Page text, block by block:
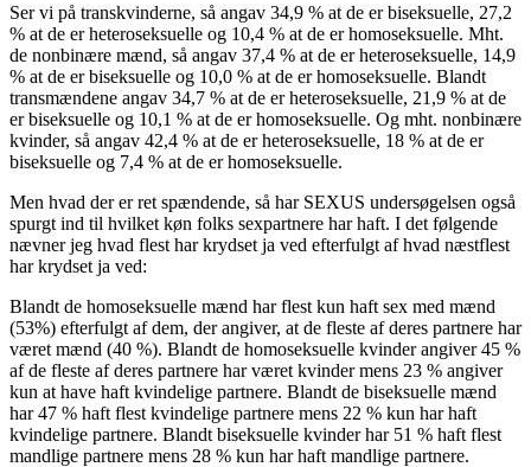
Ser vi på transkvinderne, så angav 34,9 % at de er biseksuelle, 27,2
% at de er heteroseksuelle og 10,4 % at de er homoseksuelle. Mht.
de nonbinære mænd, så angav 37,4 % at de er heteroseksuelle, 14,9
% at de er biseksuelle og 10,0 % at de er homoseksuelle. Blandt
transmændene angav 34,7 % at de er heteroseksuelle, 21,9 % at de
er biseksuelle og 10,1 % at de er homoseksuelle. Og mht. nonbinære
kvinder, så angav 42,4 % at de er heteroseksuelle, 18 % at de er
biseksuelle og 7,4 % at de er homoseksuelle.
Men hvad der er ret spændende, så har SEXUS undersøgelsen også
spurgt ind til hvilket køn folks sexpartnere har haft. I det følgende
nævner jeg hvad flest har krydset ja ved efterfulgt af hvad næstflest
har krydset ja ved:
Blandt de homoseksuelle mænd har flest kun haft sex med mænd
(53%) efterfulgt af dem, der angiver, at de fleste af deres partnere har
været mænd (40 %). Blandt de homoseksuelle kvinder angiver 45 %
af de fleste af deres partnere har været kvinder mens 23 % angiver
kun at have haft kvindelige partnere. Blandt de biseksuelle mænd
har 47 % haft flest kvindelige partnere mens 22 % kun har haft
kvindelige partnere. Blandt biseksuelle kvinder har 51 % haft flest
mandlige partnere mens 28 % kun har haft mandlige partnere.